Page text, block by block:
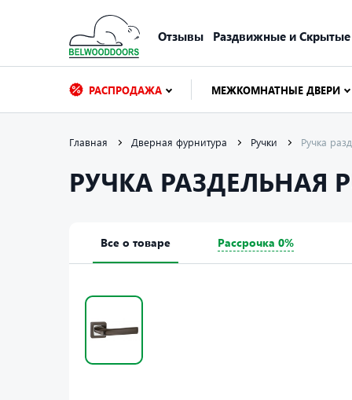
Отзывы Раздвижные и Скрытые
РАСПРОДАЖА МЕЖКОМНАТНЫЕ ДВЕРИ
Главная Дверная фурнитура Ручки Ручка
РУЧКА РАЗДЕЛЬНАЯ
Все о товаре Рассрочка 0%